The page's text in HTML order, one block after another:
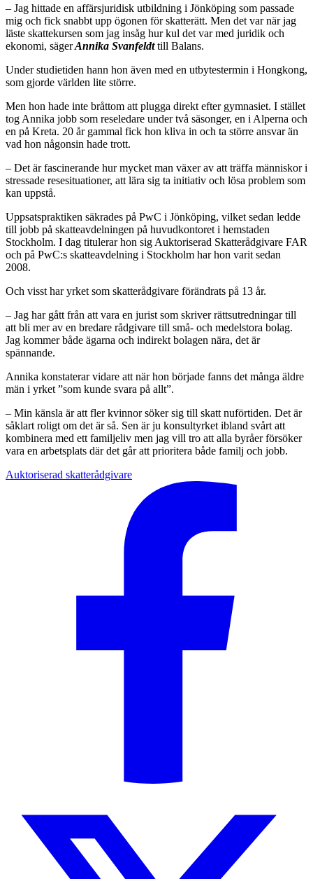
– Jag hittade en affärsjuridisk utbildning i Jönköping som pas­sade
mig och fick snabbt upp ögonen för skatterätt. Men det var när jag
läste skat­tekursen som jag insåg hur kul det var med juridik och
ekonomi, sägerAnnika Svanfeldttill Balans.
Under studietiden hann hon även med en utbytestermin i Hongkong,
som gjorde världen lite större.
Men hon hade inte bråttom att plugga direkt efter gymnasiet. I stäl­let
tog Annika jobb som reseledare under två säsonger, en i Alperna och
en på Kreta. 20 år gammal fick hon kliva in och ta större ansvar än
vad hon någonsin hade trott.
– Det är fascinerande hur mycket man växer av att träffa människor i
stressade resesituationer, att lära sig ta initiativ och lösa problem som
kan uppstå.
Uppsatspraktiken säkrades på PwC i Jönköping, vilket sedan ledde
till jobb på skatteavdelningen på hu­vudkontoret i hemstaden
Stockholm. I dag titulerar hon sig Auktoriserad Skatterådgivare FAR
och på PwC:s skatteavdelning i Stockholm har hon varit sedan
2008.
Och visst har yrket som skatteråd­givare förändrats på 13 år.
– Jag har gått från att vara en jurist som skriver rättsutredningar till
att bli mer av en bredare rådgivare till små- och medelstora bolag.
Jag kommer både ägarna och indirekt bolagen nära, det är
spännande.
Annika konstaterar vidare att när hon började fanns det många äldre
män i yrket ”som kunde svara på allt”.
– Min känsla är att fler kvinnor söker sig till skatt nuförtiden. Det är
såklart roligt om det är så. Sen är ju konsultyrket ibland svårt att
kombi­nera med ett familjeliv men jag vill tro att alla byråer försöker
vara en arbetsplats där det går att prioritera både familj och jobb.
Auktoriserad skatterådgivare